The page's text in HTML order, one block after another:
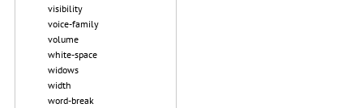
visibility
voice-family
volume
white-space
widows
width
word-break